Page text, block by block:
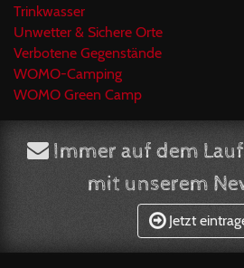
Trinkwasser
Unwetter & Sichere Orte
Verbotene Gegenstände
WOMO-Camping
WOMO Green Camp
Immer auf dem
mit unserem
Jetzt